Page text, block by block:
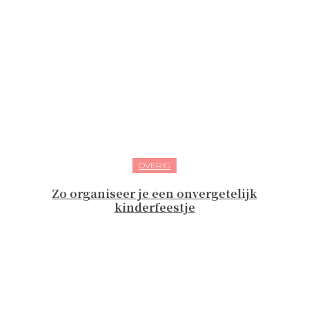
OVERIG
Zo organiseer je een onvergetelijk
kinderfeestje